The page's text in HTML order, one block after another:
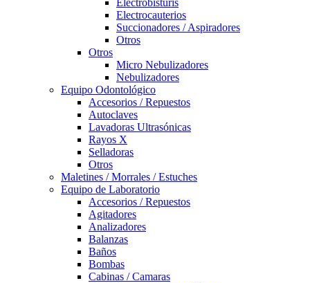
Electrobisturis
Electrocauterios
Succionadores / Aspiradores
Otros
Otros
Micro Nebulizadores
Nebulizadores
Equipo Odontológico
Accesorios / Repuestos
Autoclaves
Lavadoras Ultrasónicas
Rayos X
Selladoras
Otros
Maletines / Morrales / Estuches
Equipo de Laboratorio
Accesorios / Repuestos
Agitadores
Analizadores
Balanzas
Baños
Bombas
Cabinas / Camaras